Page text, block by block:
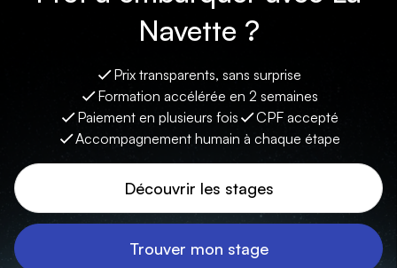
Navette ?
Prix transparents, sans surprise
Formation accélérée en 2 semaines
Paiement en plusieurs fois
CPF accepté
Accompagnement humain à chaque étape
Découvrir les stages
Trouver mon stage